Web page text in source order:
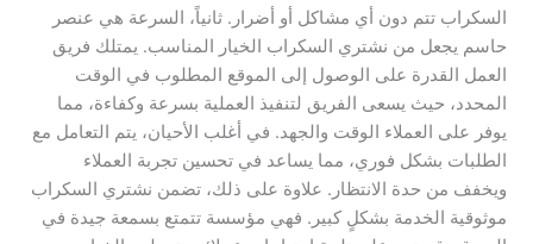
السكراب تتم دون أي مشاكل أو أضرار. ثانياً، السرعة هي عنصر
حاسم يجعل من نشتري السكراب الخيار المناسب. يمتلك فريق
العمل القدرة على الوصول إلى الموقع المطلوب في الوقت
المحدد، حيث يسعى الفريق لتنفيذ العملية بسرعة وكفاءة، مما
يوفر على العملاء الوقت والجهد. في أغلب الأحيان، يتم التعامل مع
الطلبات بشكل فوري، مما يساعد في تحسين تجربة العملاء
ويخفف من حدة الانتظار. علاوة على ذلك، تضمن نشتري السكراب
موثوقية الخدمة بشكلٍ كبير. فهي مؤسسة تتمتع بسمعة جيدة في